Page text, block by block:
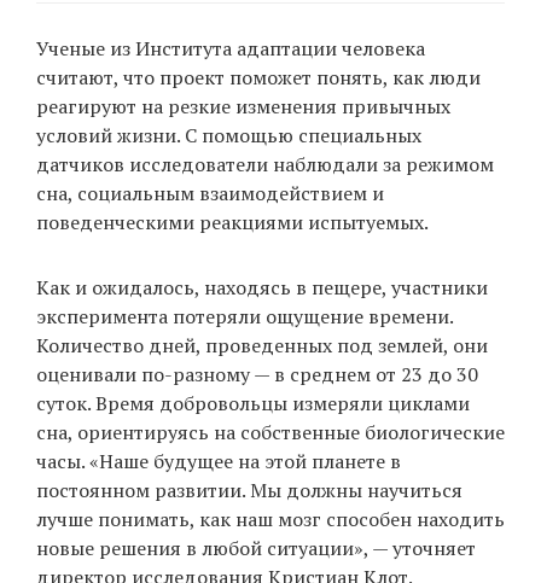
Ученые из Института адаптации человека
считают, что проект поможет понять, как люди
реагируют на резкие изменения привычных
условий жизни. С помощью специальных
датчиков исследователи наблюдали за режимом
сна, социальным взаимодействием и
поведенческими реакциями испытуемых.
Как и ожидалось, находясь в пещере, участники
эксперимента потеряли ощущение времени.
Количество дней, проведенных под землей, они
оценивали по-разному — в среднем от 23 до 30
суток. Время добровольцы измеряли циклами
сна, ориентируясь на собственные биологические
часы. «Наше будущее на этой планете в
постоянном развитии. Мы должны научиться
лучше понимать, как наш мозг способен находить
новые решения в любой ситуации», — уточняет
директор исследования Кристиан Клот.